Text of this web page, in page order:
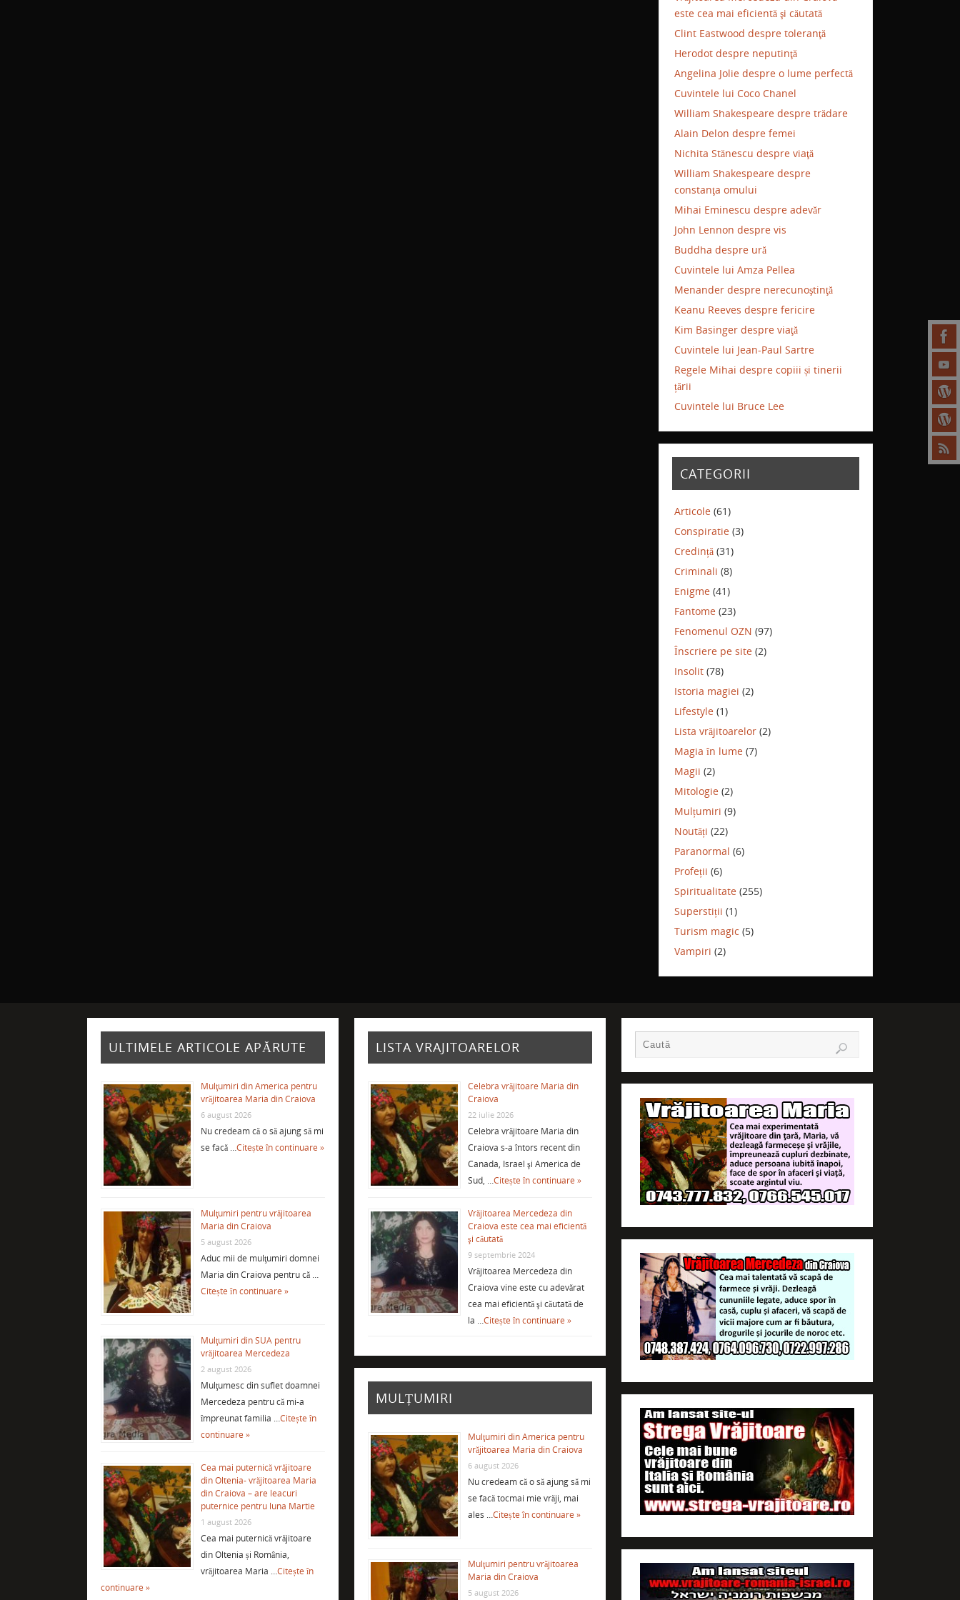
este cea mai eficientă şi căutată
Clint Eastwood despre toleranţă
Herodot despre neputinţă
Angelina Jolie despre o lume perfectă
Cuvintele lui Coco Chanel
William Shakespeare despre trădare
Alain Delon despre femei
Nichita Stănescu despre viaţă
William Shakespeare despre
constanţa omului
Mihai Eminescu despre adevăr
John Lennon despre vis
Buddha despre ură
Cuvintele lui Amza Pellea
Menander despre nerecunoştinţă
Keanu Reeves despre fericire
Kim Basinger despre viaţă
Cuvintele lui Jean-Paul Sartre
Regele Mihai despre copiii și tinerii
țării
Cuvintele lui Bruce Lee
CATEGORII
Articole (61)
Conspiratie (3)
Credință (31)
Criminali (8)
Enigme (41)
Fantome (23)
Fenomenul OZN (97)
Înscriere pe site (2)
Insolit (78)
Istoria magiei (2)
Lifestyle (1)
Lista vrăjitoarelor (2)
Magia în lume (7)
Magii (2)
Mitologie (2)
Mulțumiri (9)
Noutăți (22)
Paranormal (6)
Profeții (6)
Spiritualitate (255)
Superstiții (1)
Turism magic (5)
Vampiri (2)
ULTIMELE ARTICOLE APĂRUTE
Mulţumiri din America pentru
vrăjitoarea Maria din Craiova
6 august 2026
Nu credeam că o să ajung să mi
se facă …Citește în continuare »
Mulţumiri pentru vrăjitoarea
Maria din Craiova
5 august 2026
Aduc mii de mulţumiri domnei
Maria din Craiova pentru că …
Citește în continuare »
Mulţumiri din SUA pentru
vrăjitoarea Mercedeza
2 august 2026
Mulţumesc din suflet doamnei
Mercedeza pentru că mi-a
împreunat familia …Citește în
continuare »
Cea mai puternică vrăjitoare
din Oltenia- vrăjitoarea Maria
din Craiova – are leacuri
puternice pentru luna Martie
1 august 2026
Cea mai puternică vrăjitoare
din Oltenia și România,
vrăjitoarea Maria …Citește în
continuare »
LISTA VRAJITOARELOR
Celebra vrăjitoare Maria din
Craiova
22 iulie 2026
Celebra vrăjitoare Maria din
Craiova s-a întors recent din
Canada, Israel şi America de
Sud, …Citește în continuare »
Vrăjitoarea Mercedeza din
Craiova este cea mai eficientă
şi căutată
9 septembrie 2024
Vrăjitoarea Mercedeza din
Craiova vine este cu adevărat
cea mai eficientă şi căutată de
la …Citește în continuare »
MULȚUMIRI
Mulţumiri din America pentru
vrăjitoarea Maria din Craiova
6 august 2026
Nu credeam că o să ajung să mi
se facă tocmai mie vrăji, mai
ales …Citește în continuare »
Mulţumiri pentru vrăjitoarea
Maria din Craiova
5 august 2026